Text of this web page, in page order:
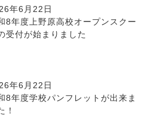
年6月22日
8年度上野原高校オープンスクー
受付が始まりました
年6月22日
8年度学校パンフレットが出来ま
！